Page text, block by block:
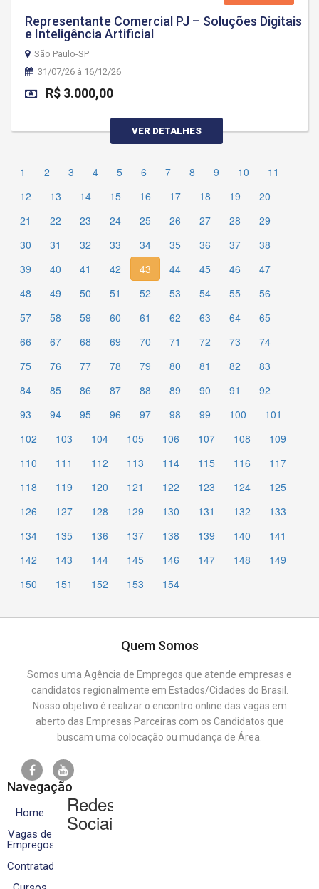
Representante Comercial PJ – Soluções Digitais
e Inteligência Artificial
São Paulo-SP
31/07/26 à 16/12/26
R$ 3.000,00
VER DETALHES
1 2 3 4 5 6 7 8 9 10
11
12
13 14 15 16 17 18 19
20
21
22 23 24 25 26 27 28
29
30
31 32 33 34 35 36 37
38
39
40 41 42 43 44 45 46
47
48
49 50 51 52 53 54 55
56
57
58 59 60 61 62 63 64
65
66
67 68 69 70 71 72 73
74
75
76 77 78 79 80 81 82
83
84
85 86 87 88 89 90 91
92
93
94 95 96 97 98 99 100
101
102
103 104 105 106 107 108
109
110
111 112 113 114 115 116
117
118
119 120 121 122 123 124
125
126
127 128 129 130 131 132
133
134
135 136 137 138 139 140
141
142
143 144 145 146 147 148
149
150
151 152 153 154
Quem Somos
Somos uma Agência de Empregos que atende empresas e
candidatos regionalmente em Estados/Cidades do Brasil.
Nosso objetivo é realizar o encontro online das vagas em
aberto das Empresas Parceiras com os Candidatos que
buscam uma colocação ou mudança de Área.
Navegação
Home
Vagas de
Empregos
Contratados
Redes
Sociais